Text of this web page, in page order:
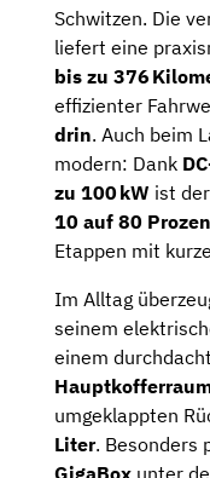
Schwitzen. Die
liefert eine
bis zu 376
effizienter
drin. Auch beim
modern: Dank
zu 100 kW ist
10 auf 80
Etappen mit
Im Alltag
seinem
einem
umgeklappten
Liter. Besonders